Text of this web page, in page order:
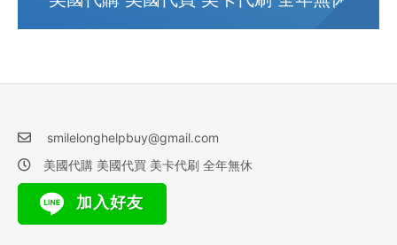
smilelonghelpbuy@gmail.com
美國代購 美國代買 美卡代刷 全年無休
加入好友